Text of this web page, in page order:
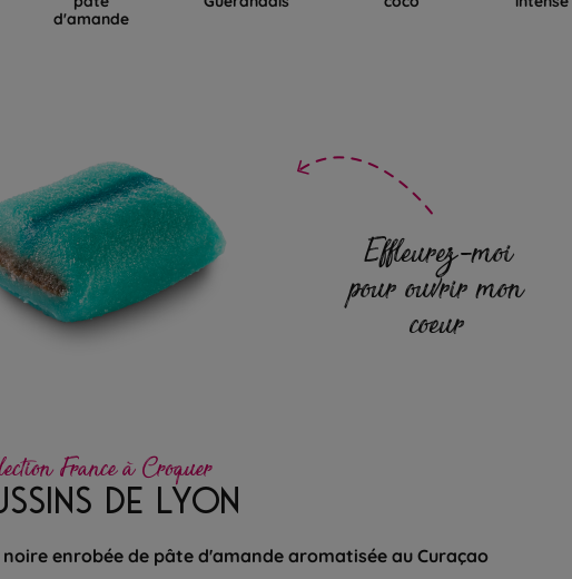
d'amande
Effleurez-moi
pour ouvrir mon
coeur
France à Croquer
DE LYON
enrobée de pâte d'amande aromatisée au Curaçao